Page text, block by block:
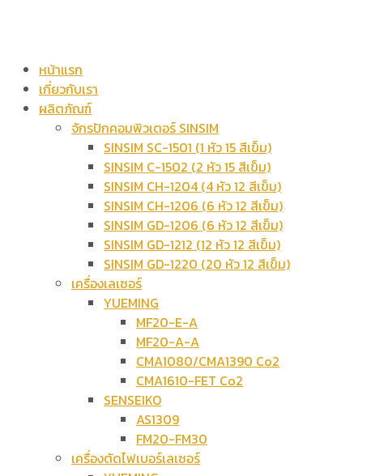
หน้าแรก
เกี่ยวกับเรา
ผลิตภัณฑ์
จักรปักคอมพิวเตอร์ SINSIM
SINSIM SC-1501 (1 หัว 15 สีเข็ม)
SINSIM C-1502 (2 หัว 15 สีเข็ม)
SINSIM CH-1204 (4 หัว 12 สีเข็ม)
SINSIM CH-1206 (6 หัว 12 สีเข็ม)
SINSIM GD-1206 (6 หัว 12 สีเข็ม)
SINSIM GD-1212 (12 หัว 12 สีเข็ม)
SINSIM GD-1220 (20 หัว 12 สีเข็ม)
เครื่องเลเซอร์
YUEMING
MF20-E-A
MF20-A-A
CMA1080/CMA1390 Co2
CMA1610-FET Co2
SENSEIKO
AS1309
FM20-FM30
เครื่องตัดไฟเบอร์เลเซอร์